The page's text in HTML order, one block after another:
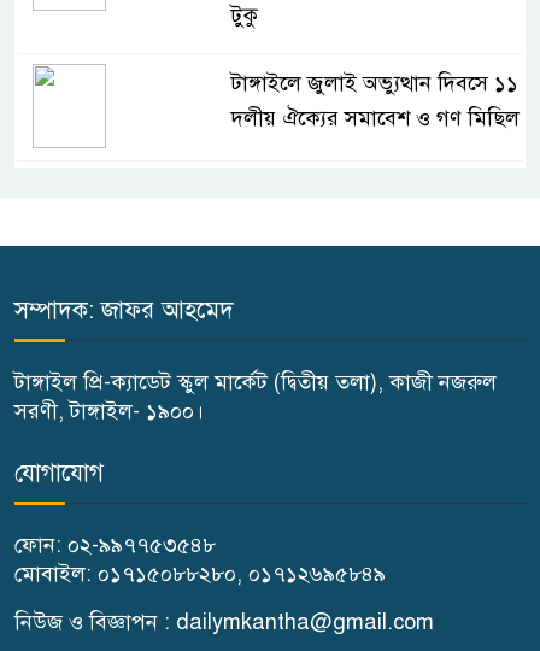
টুকু
টাঙ্গাইলে জুলাই অভ্যুত্থান দিবসে ১১
দলীয় ঐক্যের সমাবেশ ও গণ মিছিল
৫দিন অনশনের পর বিয়ে,
মরদেহ উদ্ধার
পালন
বাতিঘর আদর্শ পাঠাগারের উদ্যোগে
ফ্রি ব্লাড গ্রুপিং ক্যাম্পেইন
সম্পাদক: জাফর আহমেদ
টাঙ্গাইল প্রি-ক্যাডেট স্কুল মার্কেট (দ্বিতীয় তলা), কাজী নজরুল
সরণী, টাঙ্গাইল- ১৯০০।
যোগাযোগ
ফোন: ০২-৯৯৭৭৫৩৫৪৮
মোবাইল: ০১৭১৫০৮৮২৮০, ০১৭১২৬৯৫৮৪৯
নিউজ ও বিজ্ঞাপন : dailymkantha@gmail.com